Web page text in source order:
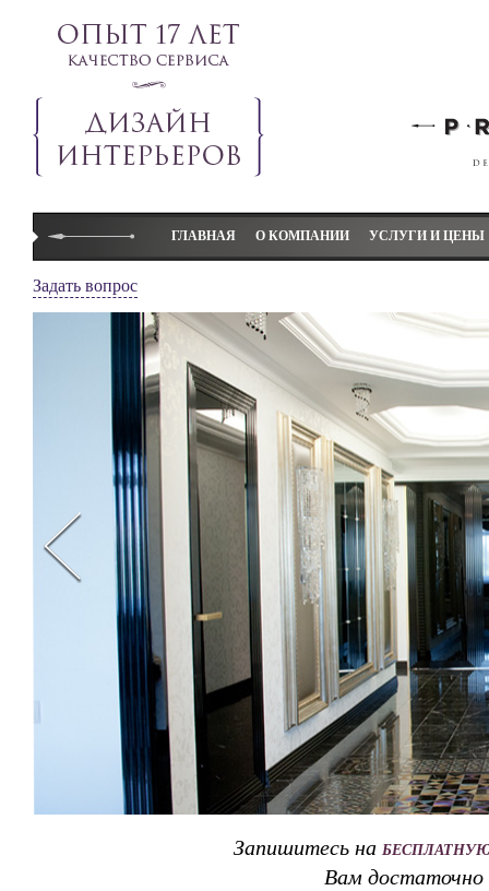
ГЛАВНАЯ О КОМПАНИИ
Слово директора
Наши преимущества
Элитный дизайн L-project
Отзывы
УСЛУГИ И ЦЕНЫ
Дизайн квартир
Дизайн-проект
Авторский надзор
Декорирование
Мебель
Интерьер "под
Дизайн интерьера
Акции и скидки
Задать вопрос
Запишитесь на
Вам